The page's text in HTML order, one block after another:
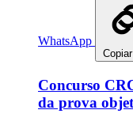
WhatsApp
Concurso
da prova